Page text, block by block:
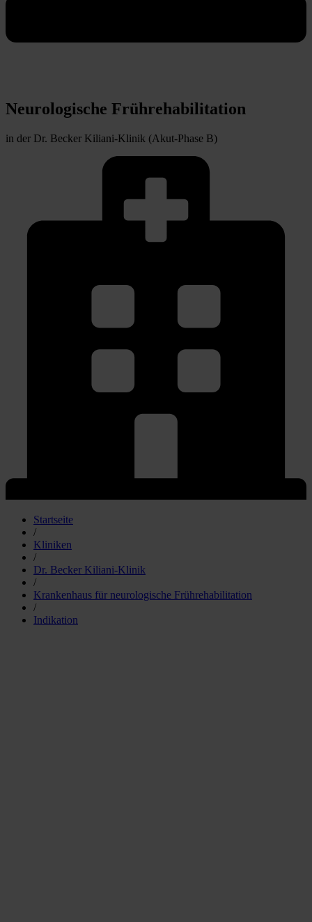
Neurologische Frührehabilitation
in der Dr. Becker Kiliani-Klinik (Akut-Phase B)
Startseite
/
Kliniken
/
Dr. Becker Kiliani-Klinik
/
Krankenhaus für neurologische Frührehabilitation
/
Indikation